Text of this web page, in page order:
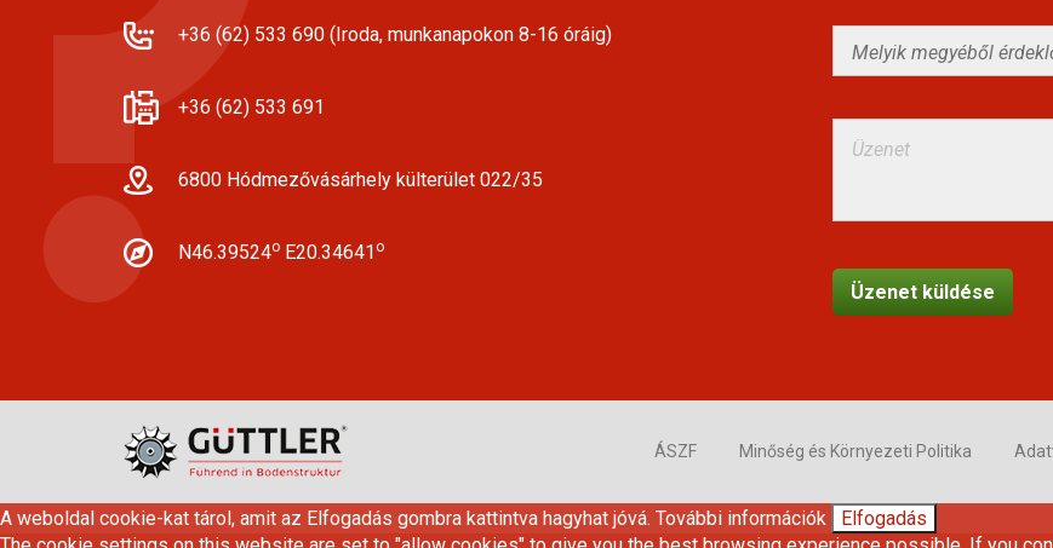
+36 (62) 533 690 (Iroda, munkanapokon 8-16 óráig)
+36 (62) 533 691
6800 Hódmezővásárhely külterület 022/35
N46.39524o E20.34641 o
ÁSZF Minőség és Környezeti Politika
A weboldal cookie-kat tárol, amit az Elfogadás gombra kattintva hagyhat jóvá. További információk
Elfogadás